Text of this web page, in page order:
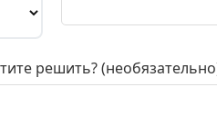
решить?